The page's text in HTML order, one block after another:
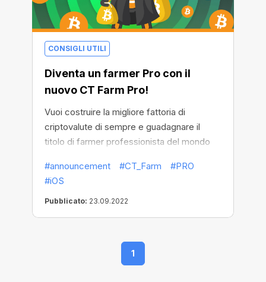
CONSIGLI UTILI
Diventa un farmer Pro con il
nuovo CT Farm Pro!
Vuoi costruire la migliore fattoria di
criptovalute di sempre e guadagnare il
titolo di farmer professionista del mondo
CT Farm Pro! Non è semplicemente
un'app, è il tuo modo di conquistare nuove
vette e ottenere un incredibile reddito da
BTC!New Farm è
#announcement #CT_Farm
#PRO
#iOS
Pubblicato: 23.09.2022
1